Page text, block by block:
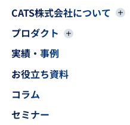
CATS株式会社について
プロダクト
実績・事例
お役立ち資料
コラム
セミナー